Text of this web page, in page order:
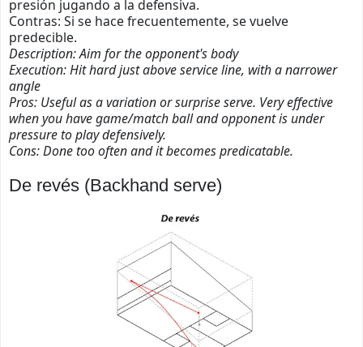
presión jugando a la defensiva.
Contras: Si se hace frecuentemente, se vuelve
predecible.
Description: Aim for the opponent's body
Execution: Hit hard just above service line, with a narrower
angle
Pros: Useful as a variation or surprise serve. Very effective
when you have game/match ball and opponent is under
pressure to play defensively.
Cons: Done too often and it becomes predicatable.
De revés (Backhand serve)